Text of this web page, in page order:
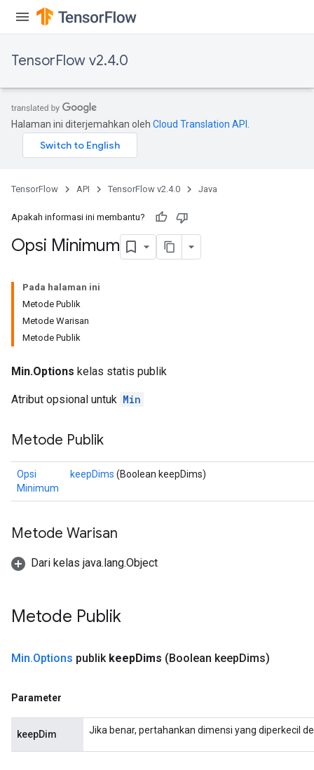
TensorFlow v2.4.0
Halaman ini diterjemahkan oleh Cloud Translation API
TensorFlow API TensorFlow v2.4.0 Java
Apakah informasi ini membantu?
Opsi Minimum
Pada halaman ini
Metode Publik
Metode Warisan
Metode Publik
Min.Options kelas statis publik
Atribut opsional untuk Min
Metode Publik
Opsi
Minimum
keepDims (Boolean keepDims)
Metode Warisan
Dari kelas java.lang.Object
Metode Publik
Min.Options publik keepDims (Boolean keepDims)
Parameter
keepDim Jika benar, pertahankan dimensi yang diperkecil